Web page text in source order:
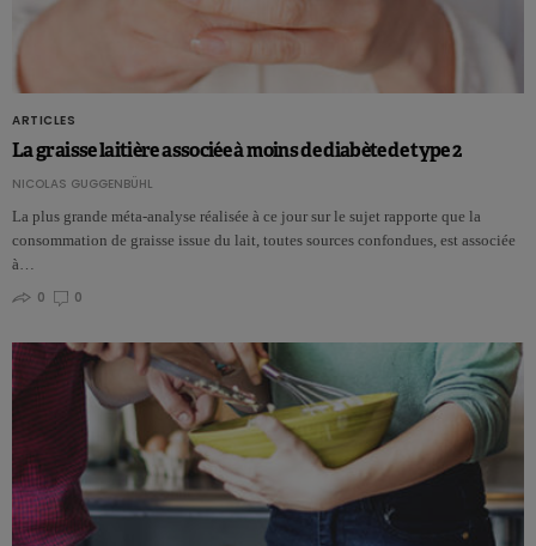
ARTICLES
La graisse laitière associée à moins de diabète de type 2
NICOLAS GUGGENBÜHL
La plus grande méta-analyse réalisée à ce jour sur le sujet rapporte que la
consommation de graisse issue du lait, toutes sources confondues, est associée
à…
0
0